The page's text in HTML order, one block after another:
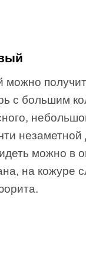
можно
с большим
незаметной
можно в
на кожуре